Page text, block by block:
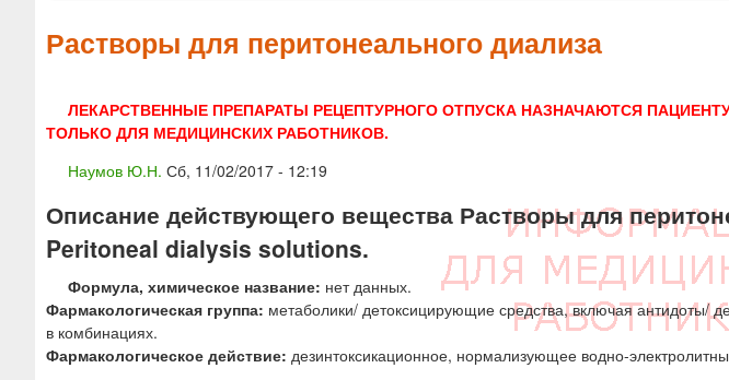
м
н
Растворы для перитонеального диализа
ЛЕКАРСТВЕННЫЕ ПРЕПАРАТЫ РЕЦЕПТУРНОГО ОТПУСКА НАЗНАЧАЮТСЯ
ТОЛЬКО ДЛЯ МЕДИЦИНСКИХ РАБОТНИКОВ.
Наумов Ю.Н. Сб, 11/02/2017 - 12:19
Описание действующего вещества Растворы для
Peritoneal dialysis solutions.
Формула, химическое название: нет данных.
Фармакологическая группа: метаболики/ детоксицирующие средства, включая антидоты/
в комбинациях.
Фармакологическое действие: дезинтоксикационное, нормализующее водно-